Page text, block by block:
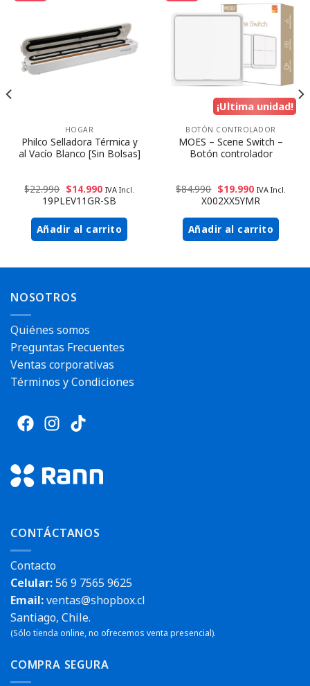
HOGAR
Philco Selladora Térmica y
al Vacío Blanco [Sin Bolsas]
$22.990 $14.990 IVA Incl.
19PLEV11GR-SB
Añadir al carrito
¡Ultima unidad!
BOTÓN CONTROLADOR
MOES – Scene Switch –
Botón controlador
$84.990 $19.990 IVA Incl.
X002XX5YMR
Añadir al carrito
NOSOTROS
Quiénes somos
Preguntas Frecuentes
Ventas corporativas
Términos y Condiciones
CONTÁCTANOS
Contacto
Celular:56 9 7565 9625
Email:ventas@shopbox.cl
Santiago, Chile.
(Sólo tienda online, no ofrecemos venta presencial).
COMPRA SEGURA